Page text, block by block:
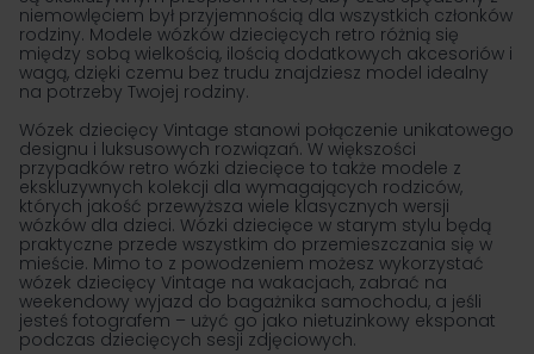
niemowlęciem był przyjemnością dla wszystkich członków
rodziny. Modele wózków dziecięcych retro różnią się
między sobą wielkością, ilością dodatkowych akcesoriów i
wagą, dzięki czemu bez trudu znajdziesz model idealny
na potrzeby Twojej rodziny.
Wózek dziecięcy Vintage stanowi połączenie unikatowego
designu i luksusowych rozwiązań. W większości
przypadków retro wózki dziecięce to także modele z
ekskluzywnych kolekcji dla wymagających rodziców,
których jakość przewyższa wiele klasycznych wersji
wózków dla dzieci. Wózki dziecięce w starym stylu będą
praktyczne przede wszystkim do przemieszczania się w
mieście. Mimo to z powodzeniem możesz wykorzystać
wózek dziecięcy Vintage na wakacjach, zabrać na
weekendowy wyjazd do bagażnika samochodu, a jeśli
jesteś fotografem – użyć go jako nietuzinkowy eksponat
podczas dziecięcych sesji zdjęciowych.